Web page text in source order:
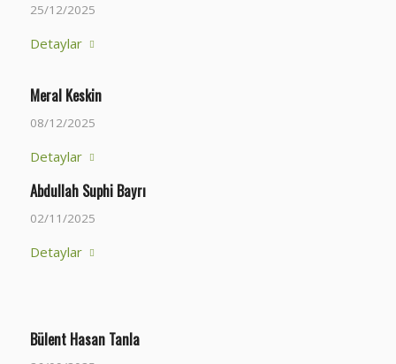
25/12/2025
Detaylar
Meral Keskin
08/12/2025
Detaylar
Abdullah Suphi Bayrı
02/11/2025
Detaylar
Bülent Hasan Tanla